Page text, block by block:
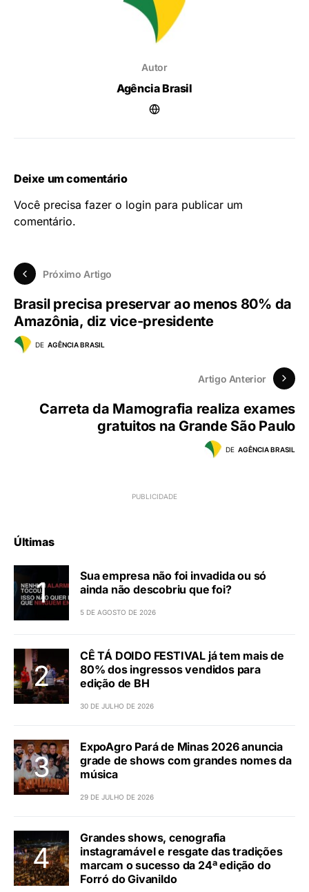
Autor
Agência Brasil
Deixe um comentário
Você precisa fazer o login para publicar um
comentário.
Próximo Artigo
Brasil precisa preservar ao menos 80% da
Amazônia, diz vice-presidente
DE AGÊNCIA BRASIL
Artigo Anterior
Carreta da Mamografia realiza exames
gratuitos na Grande São Paulo
DE AGÊNCIA BRASIL
Últimas
Sua empresa não foi invadida ou só
ainda não descobriu que foi?
5 DE AGOSTO DE 2026
CÊ TÁ DOIDO FESTIVAL já tem mais de
80% dos ingressos vendidos para
edição de BH
30 DE JULHO DE 2026
ExpoAgro Pará de Minas 2026 anuncia
grade de shows com grandes nomes da
música
29 DE JULHO DE 2026
Grandes shows, cenografia
instagramável e resgate das tradições
marcam o sucesso da 24ª edição do
Forró do Givanildo